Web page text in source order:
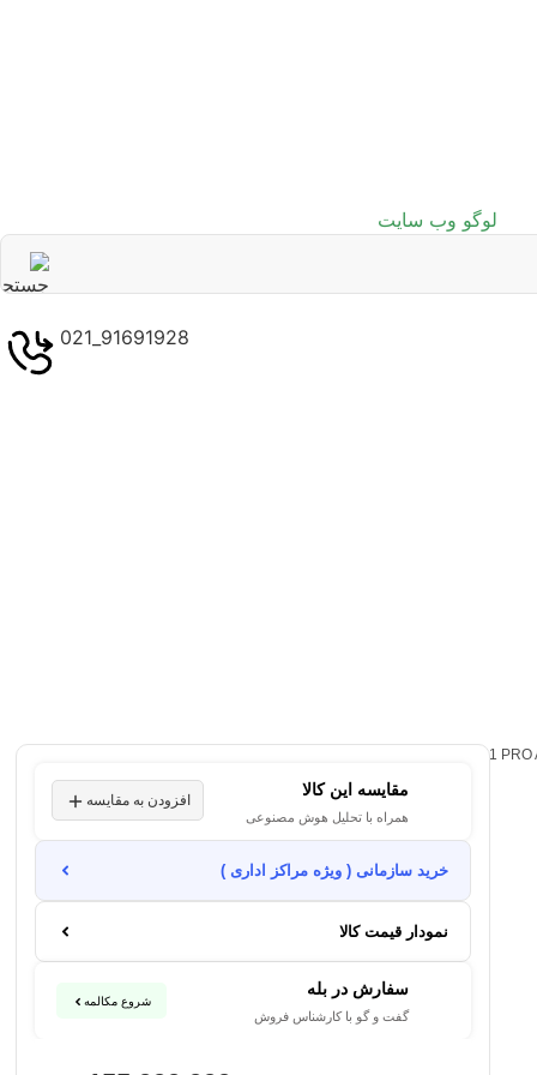
91691928_021
مقایسه این کالا
همراه با تحلیل هوش مصنوعی
افزودن به مقایسه
خرید سازمانی ( ویژه مراکز اداری )
نمودار قیمت کالا
سفارش در بله
گفت و گو با کارشناس فروش
شروع مکالمه